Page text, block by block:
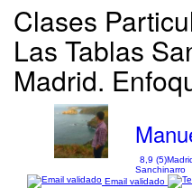
Clases
Las Tablas
Madrid.
8,9 (5)
Sanchinarro
Email validado